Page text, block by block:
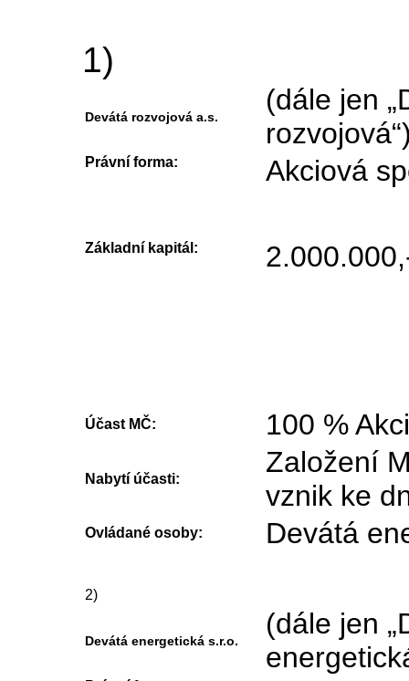
1)
Devátá rozvojová a.s.
(dále jen
Právní forma: Akciová
Základní kapitál:
Účast MČ: 100 %
Nabytí účasti:
Založení
vznik ke
Ovládané osoby: Devátá
2)
Devátá energetická s.r.o.
(dále jen